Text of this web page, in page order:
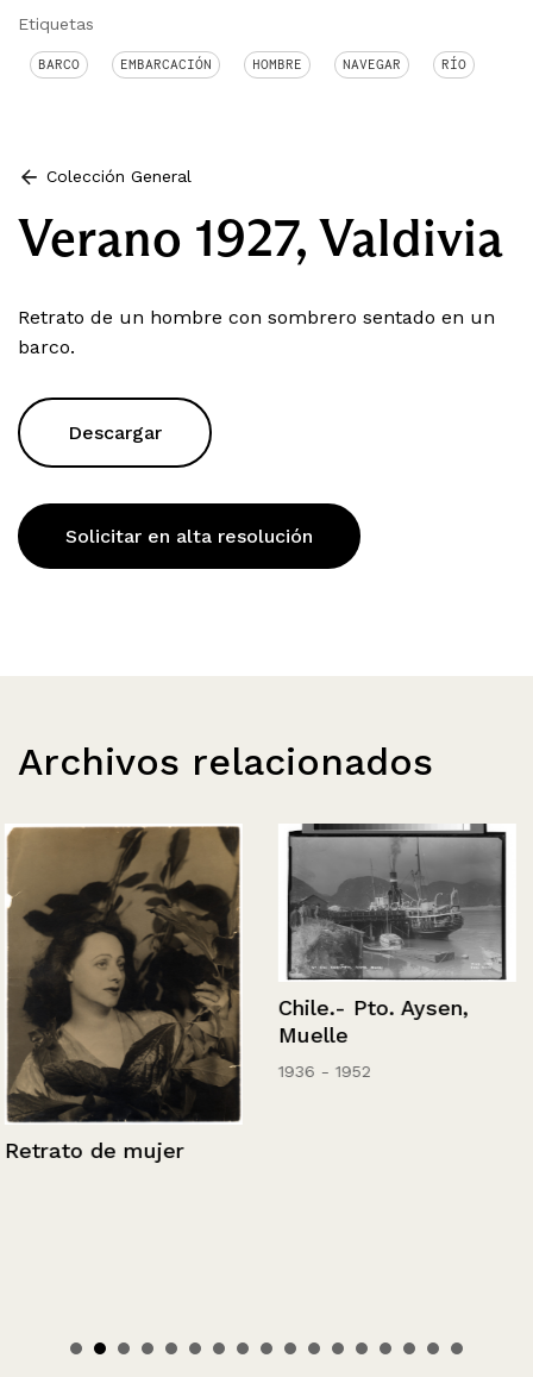
Etiquetas
BARCO EMBARCACIÓN HOMBRE NAVEGAR RÍO
Colección General
Verano 1927, Valdivia
Retrato de un hombre con sombrero sentado en un
barco.
Descargar
Solicitar en alta resolución
Archivos relacionados
Retrato de mujer
Chile.- Pto. Aysen,
Muelle
1936 - 1952